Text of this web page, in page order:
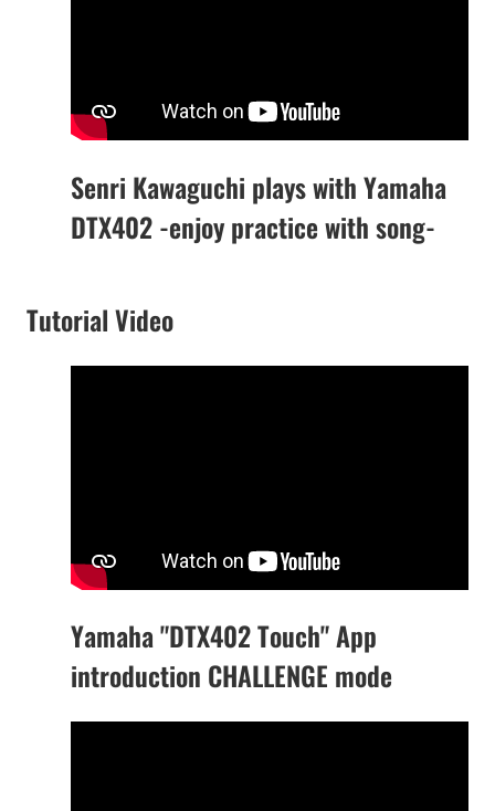
Senri Kawaguchi plays with Yamaha
DTX402 -enjoy practice with song-
Tutorial Video
Yamaha "DTX402 Touch" App
introduction CHALLENGE mode